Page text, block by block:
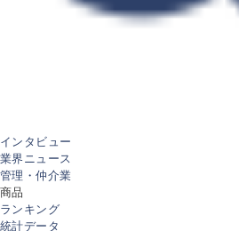
インタビュー
業界ニュース
管理・仲介業
商品
ランキング
統計データ